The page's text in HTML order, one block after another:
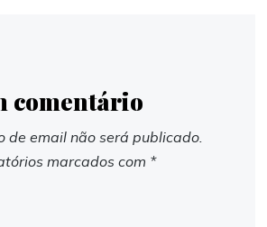
comentário
de email não será publicado.
marcados com *